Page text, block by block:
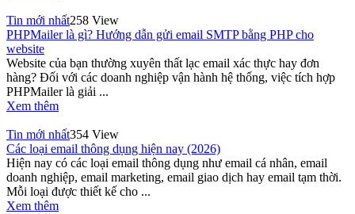
Tin mới nhất258 View
PHPMailer là gì? Hướng dẫn gửi email SMTP bằng PHP cho
website
Website của bạn thường xuyên thất lạc email xác thực hay đơn
hàng? Đối với các doanh nghiệp vận hành hệ thống, việc tích hợp
PHPMailer là giải ...
Xem thêm
Tin mới nhất354 View
Các loại email thông dụng hiện nay (2026)
Hiện nay có các loại email thông dụng như email cá nhân, email
doanh nghiệp, email marketing, email giao dịch hay email tạm thời.
Mỗi loại được thiết kế cho ...
Xem thêm